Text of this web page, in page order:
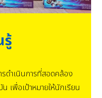
รู้
รดำเนินการที่สอดคล้อง
เพื่อเป้าหมายให้นักเรียน